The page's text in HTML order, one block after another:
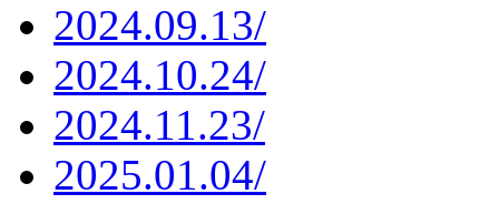
2024.09.13/
2024.10.24/
2024.11.23/
2025.01.04/